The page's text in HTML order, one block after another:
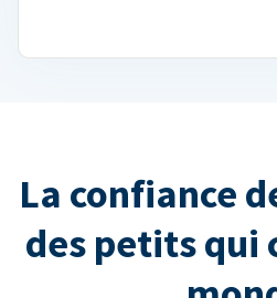
La confiance
des petits qui